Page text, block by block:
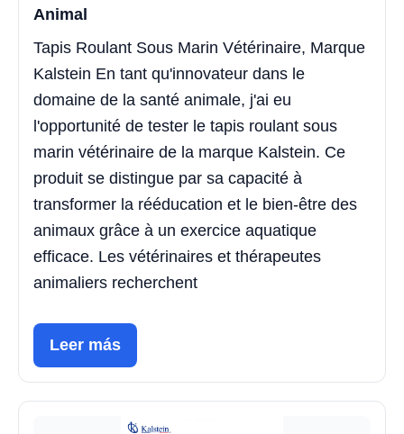
Animal
Tapis Roulant Sous Marin Vétérinaire, Marque
Kalstein En tant qu'innovateur dans le
domaine de la santé animale, j'ai eu
l'opportunité de tester le tapis roulant sous
marin vétérinaire de la marque Kalstein. Ce
produit se distingue par sa capacité à
transformer la rééducation et le bien-être des
animaux grâce à un exercice aquatique
efficace. Les vétérinaires et thérapeutes
animaliers recherchent
Leer más